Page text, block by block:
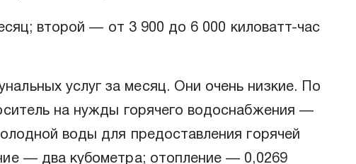
второй — от 3 900 до 6 000 киловатт-час
услуг за месяц. Они очень низкие. По
на нужды горячего водоснабжения —
воды для предоставления горячей
— два кубометра; отопление — 0,0269